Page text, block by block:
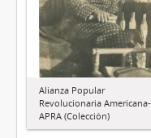
Alianza Popular
Revolucionaria Americana-
APRA (Colección)